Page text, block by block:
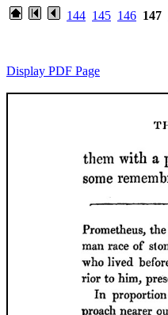
144 145 146 147
Display PDF Page